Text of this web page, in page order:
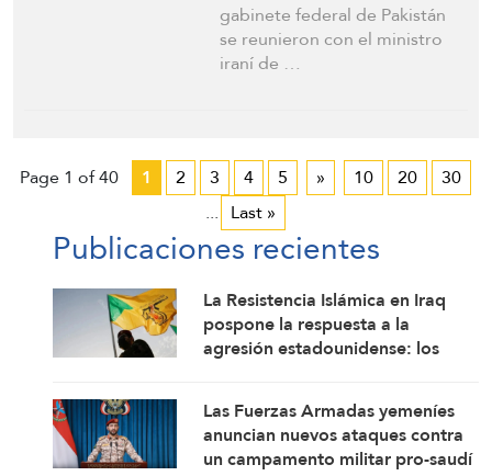
gabinete federal de Pakistán
se reunieron con el ministro
iraní de …
Page 1 of 40 1 2 3 4 5 » 10 20
30
... Last »
Publicaciones recientes
La Resistencia Islámica en Iraq
pospone la respuesta a la
agresión estadounidense: los
Las Fuerzas Armadas yemeníes
anuncian nuevos ataques contra
un campamento militar pro-saudí